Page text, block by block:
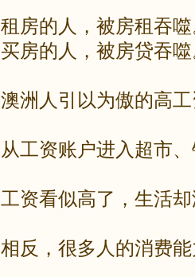
租房的人，被房租吞
买房的人，被房贷吞
澳洲人引以为傲的高
从工资账户进入超市
工资看似高了，生活
相反，很多人的消费能